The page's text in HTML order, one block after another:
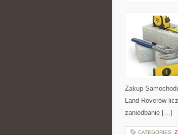
Zakup
Land Roverów
zaniedbanie […]
CATEGORIES: